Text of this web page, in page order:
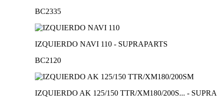
BC2335
IZQUIERDO NAVI 110 - SUPRAPARTS
BC2120
IZQUIERDO AK 125/150 TTR/XM180/200S... -